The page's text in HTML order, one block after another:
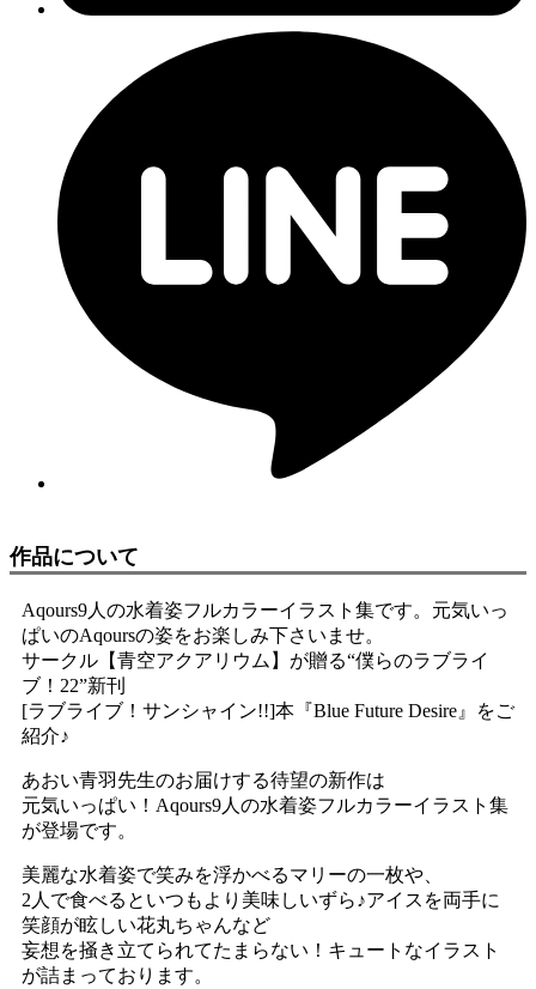
作品について
Aqours9人の水着姿フルカラーイラスト集です。元気いっ
ぱいのAqoursの姿をお楽しみ下さいませ。
サークル【青空アクアリウム】が贈る“僕らのラブライ
ブ！22”新刊
[ラブライブ！サンシャイン!!]本『Blue Future Desire』をご
紹介♪
あおい青羽先生のお届けする待望の新作は
元気いっぱい！Aqours9人の水着姿フルカラーイラスト集
が登場です。
美麗な水着姿で笑みを浮かべるマリーの一枚や、
2人で食べるといつもより美味しいずら♪アイスを両手に
笑顔が眩しい花丸ちゃんなど
妄想を掻き立てられてたまらない！キュートなイラスト
が詰まっております。